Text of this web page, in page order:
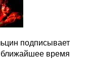
подписывает
ближайшее время